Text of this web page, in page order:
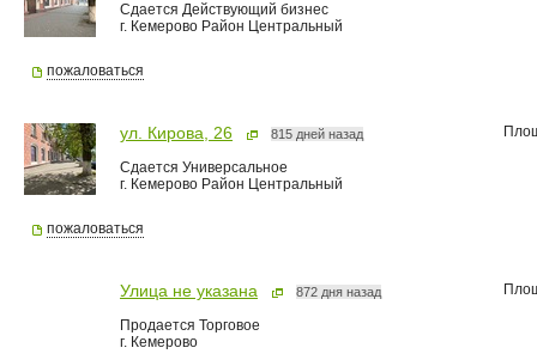
Сдается Действующий бизнес
г. Кемерово Район Центральный
пожаловаться
ул. Кирова, 26 815 дней назад
Сдается Универсальное
г. Кемерово Район Центральный
пожаловаться
Улица не указана 872 дня назад
Продается Торговое
г. Кемерово